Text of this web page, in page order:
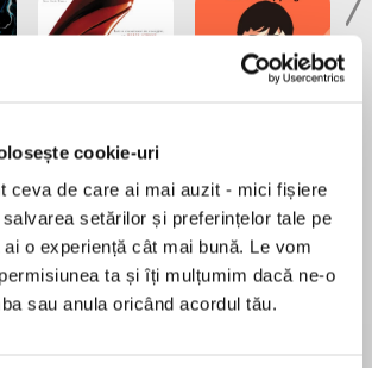
cookie-uri
ceva de care ai mai auzit - mici fișiere
setărilor și preferințelor tale pe
o experiență cât mai bună. Le vom
ta și îți mulțumim dacă ne-o
sau anula oricând acordul tău.
Diavolul se îmbracă de
la...
Lauren Weisberger